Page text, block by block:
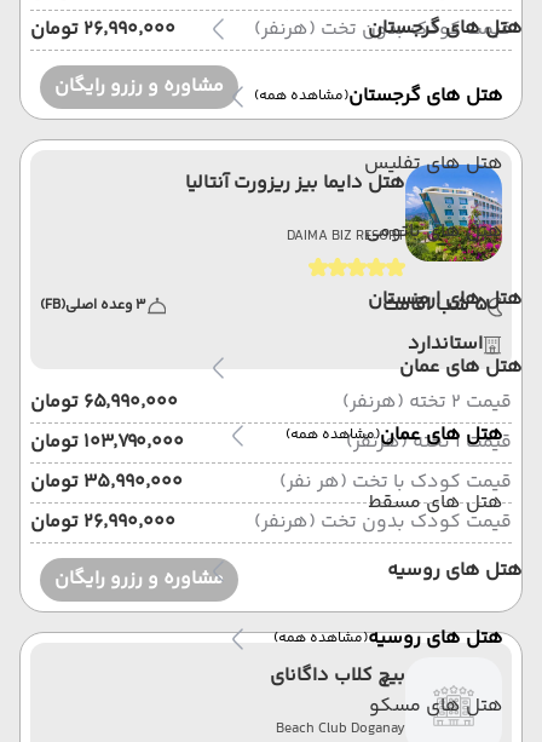
هتل های گرجستان
هتل های گرجستان(مشاهده همه)
هتل های تفلیس
هتل های باتومی
هتل های ارمنستان
هتل های عمان
هتل های عمان(مشاهده همه)
هتل های مسقط
هتل های روسیه
هتل های روسیه(مشاهده همه)
هتل های مسکو
قیمت کودک بدون تخت (هرنفر)
۲۶٬۹۹۰٬۰۰۰ تومان
مشاوره و رزرو رایگان
هتل دایما بیز ریزورت آنتالیا
DAIMA BIZ RESORT
5 شب اقامت 3 وعده اصلی (FB)
استاندارد
قیمت 2 تخته (هرنفر)
۶۵٬۹۹۰٬۰۰۰ تومان
قیمت 1 تخته (هرنفر)
۱۰۳٬۷۹۰٬۰۰۰ تومان
قیمت کودک با تخت (هر نفر)
۳۵٬۹۹۰٬۰۰۰ تومان
قیمت کودک بدون تخت (هرنفر)
۲۶٬۹۹۰٬۰۰۰ تومان
مشاوره و رزرو رایگان
بیچ کلاب داگانای
Beach Club Doganay